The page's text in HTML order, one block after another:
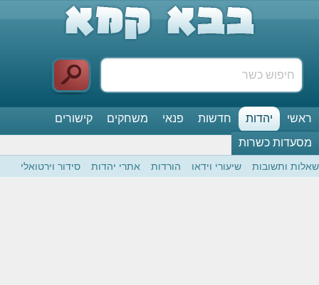
ראשי יהדות חדשות פנאי משחקים
קישורים
מסעדות כשרות
שאלות ותשובות שיעורי וידאו הורדות אתרי יהדות סידור וירטואלי